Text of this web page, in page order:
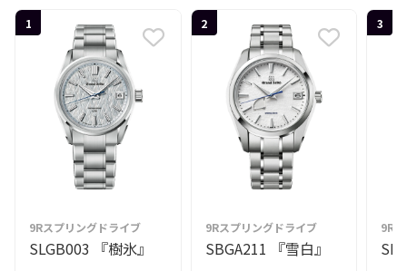
1
9Rスプリングドライブ
SLGB003 『樹氷』
2
9Rスプリングドライブ
SBGA211 『雪白』
3
9R